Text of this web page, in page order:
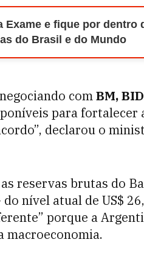
Exame e fique por dentro
do Brasil e do Mundo
comBM,
para fortalecer
declarou o
reservas brutas do
nível atual de US$
porque a
macroeconomia.